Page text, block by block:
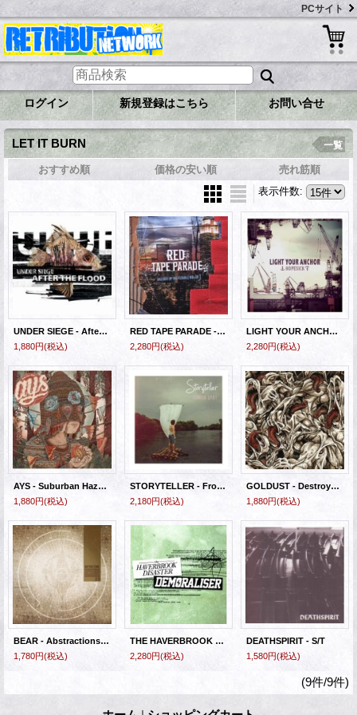
PCサイト
ログイン 新規登録はこちら お問い合せ
LET IT BURN 一覧
おすすめ順 価格の安い順
売れ筋順
表示件数:
UNDER SIEGE - After The Flood [CD] (USED)
1,880円(税込)
RED TAPE PARADE - Ballads Of The Flexible Bullet [CD]
2,280円(税込)
LIGHT YOUR ANCHOR - Hopesick [CD]
2,280円(税込)
AYS - Suburban Haze [CD]
1,880円(税込)
STORYTELLER - Frontier Spirit [CD]
2,180円(税込)
GOLDUST - Destroyer / Borderlines [CD]
1,880円(税込)
BEAR - Abstractions 2.0 [CD]
1,780円(税込)
THE HAVERBROOK DISASTER VS DEMORALISER - Split [CD]
2,280円(税込)
DEATHSPIRIT - S/T
1,580円(税込)
(9件/9件)